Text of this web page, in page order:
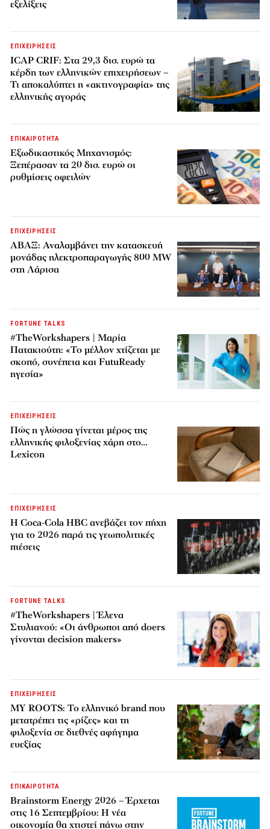
εξελίξεις
ΕΠΙΧΕΙΡΗΣΕΙΣ
ICAP CRIF: Στα 29,3 δισ. ευρώ τα
κέρδη των ελληνικών επιχειρήσεων –
Τι αποκαλύπτει η «ακτινογραφία» της
ελληνικής αγοράς
ΕΠΙΚΑΙΡΟΤΗΤΑ
Εξωδικαστικός Μηχανισμός:
Ξεπέρασαν τα 20 δισ. ευρώ οι
ρυθμίσεις οφειλών
ΕΠΙΧΕΙΡΗΣΕΙΣ
ΑΒΑΞ: Αναλαμβάνει την κατασκευή
μονάδας ηλεκτροπαραγωγής 800 MW
στη Λάρισα
FORTUNE TALKS
#TheWorkshapers | Μαρία
Πατακιούτη: «Το μέλλον χτίζεται με
σκοπό, συνέπεια και FutuReady
ηγεσία»
ΕΠΙΧΕΙΡΗΣΕΙΣ
Πώς η γλώσσα γίνεται μέρος της
ελληνικής φιλοξενίας χάρη στο…
Lexicon
ΕΠΙΧΕΙΡΗΣΕΙΣ
Η Coca-Cola HBC ανεβάζει τον πήχη
για το 2026 παρά τις γεωπολιτικές
πιέσεις
FORTUNE TALKS
#TheWorkshapers | Έλενα
Στυλιανού: «Οι άνθρωποι από doers
γίνονται decision makers»
ΕΠΙΧΕΙΡΗΣΕΙΣ
MY ROOTS: Το ελληνικό brand που
μετατρέπει τις «ρίζες» και τη
φιλοξενία σε διεθνές αφήγημα
ευεξίας
ΕΠΙΚΑΙΡΟΤΗΤΑ
Brainstorm Energy 2026 – Έρχεται
στις 16 Σεπτεμβρίου: Η νέα
οικονομία θα χτιστεί πάνω στην